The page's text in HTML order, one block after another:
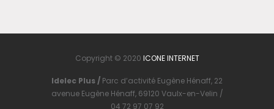
Copyright © 2020 ICONE INTERNET
Idelec Plus / Parc d’activité Eugène Hénaff, 22
avenue Eugène Hénaff, 69120 Vaulx-en-Velin /
04 72 97 07 92